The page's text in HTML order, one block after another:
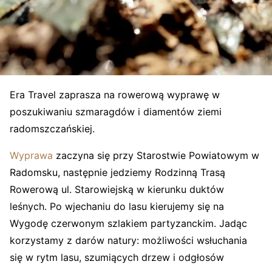
Era Travel zaprasza na rowerową wyprawę w
poszukiwaniu szmaragdów i diamentów ziemi
radomszczańskiej.
Wyprawa zaczyna się przy Starostwie Powiatowym w
Radomsku, następnie jedziemy Rodzinną Trasą
Rowerową ul. Starowiejską w kierunku duktów
leśnych. Po wjechaniu do lasu kierujemy się na
Wygodę czerwonym szlakiem partyzanckim. Jadąc
korzystamy z darów natury: możliwości wsłuchania
się w rytm lasu, szumiących drzew i odgłosów